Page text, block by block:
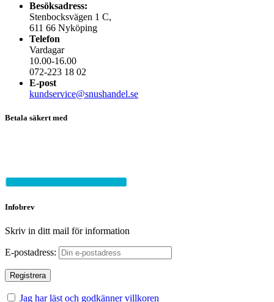
Besöksadress:
Stenbocksvägen 1 C,
611 66 Nyköping
Telefon
Vardagar
10.00-16.00
072-223 18 02
E-post
kundservice@snushandel.se
Betala säkert med
Infobrev
Skriv in ditt mail för information
E-postadress:
Jag har läst och godkänner villkoren